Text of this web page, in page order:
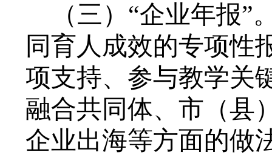
（三） “企业年报”
同育人成效的专项性
项支持、参与教学关
融合共同体、市（县
企业出海等方面的做